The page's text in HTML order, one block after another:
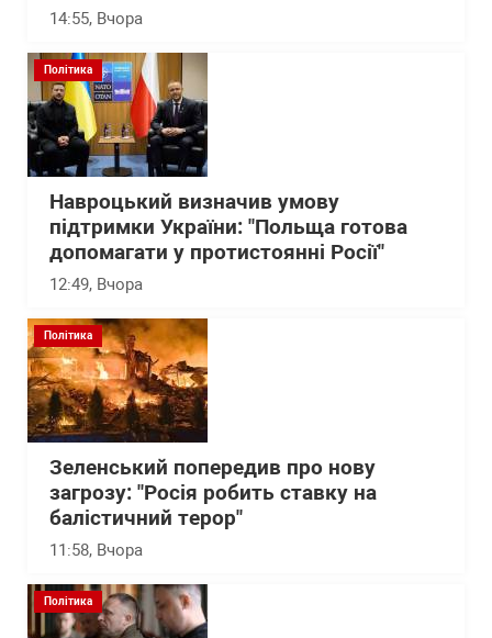
14:55, Вчора
Політика
Навроцький визначив умову
підтримки України: "Польща готова
допомагати у протистоянні Росії"
12:49, Вчора
Політика
Зеленський попередив про нову
загрозу: "Росія робить ставку на
балістичний терор"
11:58, Вчора
Політика